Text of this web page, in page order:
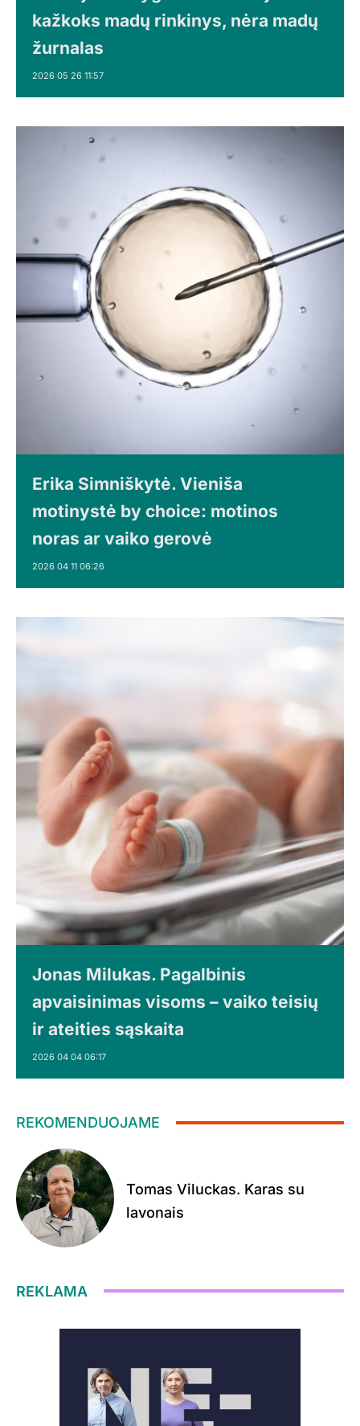
kažkoks madų rinkinys, nėra madų
žurnalas
2026 05 26 11:57
Erika Simniškytė. Vieniša
motinystė by choice: motinos
noras ar vaiko gerovė
2026 04 11 06:26
Jonas Milukas. Pagalbinis
apvaisinimas visoms – vaiko teisių
ir ateities sąskaita
2026 04 04 06:17
REKOMENDUOJAME
Tomas Viluckas. Karas su
lavonais
REKLAMA